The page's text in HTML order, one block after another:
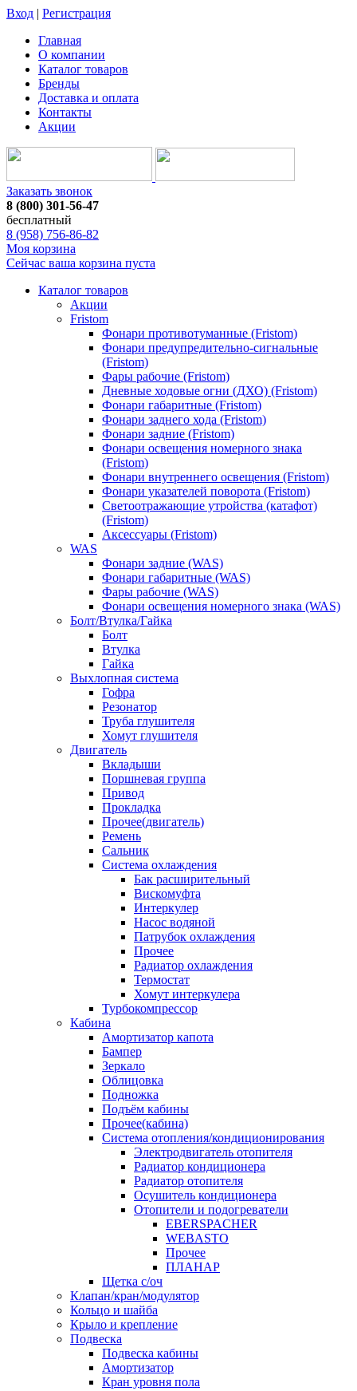
Вход | Регистрация
Главная
О компании
Каталог товаров
Бренды
Доставка и оплата
Контакты
Акции
Заказать звонок
8 (800) 301-56-47
бесплатный
8 (958) 756-86-82
Моя корзина
Сейчас ваша корзина пуста
Каталог товаров
Акции
Fristom
Фонари противотуманные (Fristom)
Фонари предупредительно-сигнальные
(Fristom)
Фары рабочие (Fristom)
Дневные ходовые огни (ДХО) (Fristom)
Фонари габаритные (Fristom)
Фонари заднего хода (Fristom)
Фонари задние (Fristom)
Фонари освещения номерного знака
(Fristom)
Фонари внутреннего освещения (Fristom)
Фонари указателей поворота (Fristom)
Светоотражающие утройства (катафот)
(Fristom)
Аксессуары (Fristom)
WAS
Фонари задние (WAS)
Фонари габаритные (WAS)
Фары рабочие (WAS)
Фонари освещения номерного знака (WAS)
Болт/Втулка/Гайка
Болт
Втулка
Гайка
Выхлопная система
Гофра
Резонатор
Труба глушителя
Хомут глушителя
Двигатель
Вкладыши
Поршневая группа
Привод
Прокладка
Прочее(двигатель)
Ремень
Сальник
Система охлаждения
Бак расширительный
Вискомуфта
Интеркулер
Насос водяной
Патрубок охлаждения
Прочее
Радиатор охлаждения
Термостат
Хомут интеркулера
Турбокомпрессор
Кабина
Амортизатор капота
Бампер
Зеркало
Облицовка
Подножка
Подъём кабины
Прочее(кабина)
Система отопления/кондиционирования
Электродвигатель отопителя
Радиатор кондиционера
Радиатор отопителя
Осушитель кондиционера
Отопители и подогреватели
EBERSPACHER
WEBASTO
Прочее
ПЛАНАР
Щетка с/оч
Клапан/кран/модулятор
Кольцо и шайба
Крыло и крепление
Подвеска
Подвеска кабины
Амортизатор
Кран уровня пола